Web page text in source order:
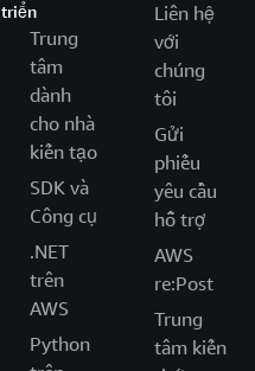
triển
Trung
tâm
dành
cho nhà
kiến tạo
SDK và
Công cụ
.NET
trên
AWS
Python
Liên hệ
với
chúng
tôi
Gửi
phiếu
yêu cầu
hỗ trợ
AWS
re:Post
Trung
tâm kiến